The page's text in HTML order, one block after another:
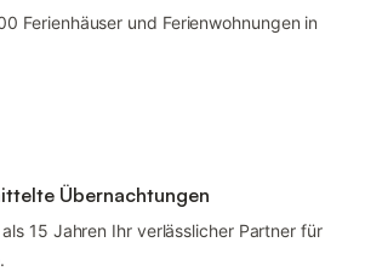
Ferienhäuser und Ferienwohnungen in
Übernachtungen
15 Jahren Ihr verlässlicher Partner für